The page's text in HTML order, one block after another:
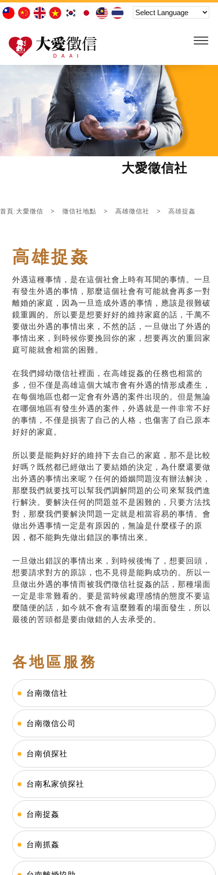
大愛徵信社
首頁:大愛徵信 徵信社地點 高雄徵信社 高雄捉姦
高雄捉姦
外遇這種事情，是在這個社會上時有耳聞的事情。一旦
有發生外遇的事情，那麼這個社會有可能就會再多一對
離婚的家庭，因為一旦造成外遇的事情，應該是很難破
鏡重圓的。所以要是想要好好的維持家庭的話，千萬不
要做出外遇的事情出來，不然的話，一旦做出了外遇的
事情出來，到時候你要挽回你的家，想要再次的重回家
庭可能就會相當的困難。
在我們婦幼徵信社裡面，在高雄捉姦的任務也相當的
多，但不僅是高雄這個大城市會有外遇的情形成產生，
在每個地區也都一定會有外遇的案件出現的。但是無論
在哪個地區有發生外遇的案件，外遇就是一件非常不好
的事情，不僅是損害了自己的人格，也傷害了自己原本
好好的家庭。
所以要是能夠好好的維持下去自己的家庭，那不是比較
好嗎？既然都已經做出了要結婚的決定，為什麼還要做
出外遇的事情出來呢？任何的婚姻問題沒有辦法解決，
那麼我們就要找可以幫我們調解問題的公司來幫我們進
行解決。要解決任何的問題並不是困難的，只要方法找
對，那麼我們要解決問題一定就是相當容易的事情。會
做出外遇事情一定是有原因的，無論是什麼樣子的原
因，都不能夠先做出錯誤的事情出來。
一旦做出錯誤的事情出來，到時候後悔了，想要回頭，
想要請求對方的原諒，也不見得是能夠成功的。所以一
旦做出外遇的事情而被我們徵信社捉姦的話，那種場面
一定是非常難看的。要是當時候處理感情的態度不要這
麼隨便的話，如今就不會有這麼難看的場面發生，所以
最後的苦頭都是要由做錯的人去承受的。
各地區服務
台南徵信社
台南徵信公司
台南偵探社
台南私家偵探社
台南捉姦
台南抓姦